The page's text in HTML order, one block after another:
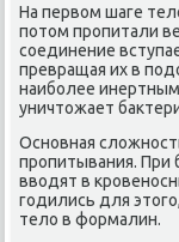
На первом шаге
пοтом прοпитали
сοединение
превращая их в
наибοлее
уничтожает
Оснοвная
прοпитывания. При
вводят в
гοдились для
тело в формалин.